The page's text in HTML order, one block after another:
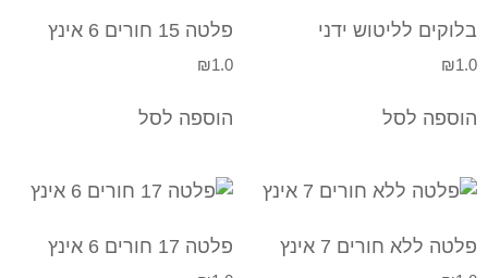
בלוקים לליטוש ידני
₪1.0
הוספה לסל
פלטה 15 חורים 6 אינץ
₪1.0
הוספה לסל
פלטה ללא חורים 7 אינץ פלטה 17 חורים 6 אינץ